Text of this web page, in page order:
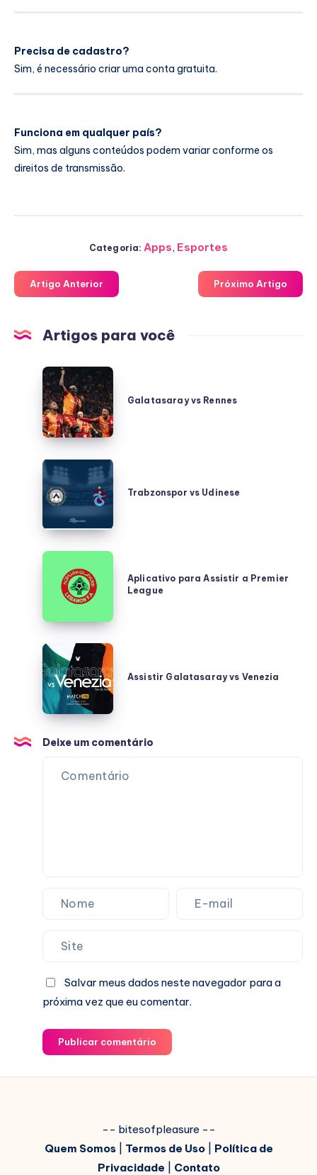
Precisa de cadastro?
Sim, é necessário criar uma conta gratuita.
Funciona em qualquer país?
Sim, mas alguns conteúdos podem variar conforme os
direitos de transmissão.
Categoria: Apps, Esportes
Artigo Anterior Próximo Artigo
Artigos para você
Galatasaray
vs
Rennes
Galatasaray vs Rennes
Trabzonspor
vs
Udinese
Trabzonspor vs Udinese
Aplicativo
para
Assistir
Premier
League
Aplicativo para Assistir a Premier
League
Assistir
Galatasaray
vs
Venezia
Assistir Galatasaray vs Venezia
Deixe um comentário
Salvar meus dados neste navegador para a
próxima vez que eu comentar.
Publicar comentário
-- bitesofpleasure --
Quem Somos| Termos de Uso| Política de
Privacidade
Contato